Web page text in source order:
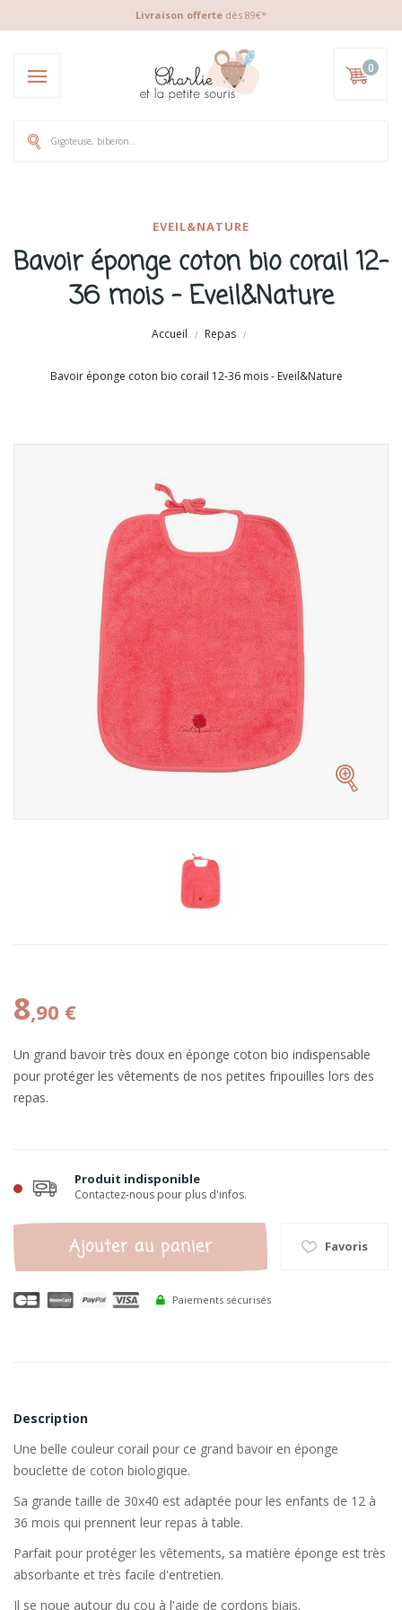
Livraison offerte dès 89€*
0
EVEIL&NATURE
Bavoir éponge coton bio corail 12-
36 mois - Eveil&Nature
Accueil Repas
Bavoir éponge coton bio corail 12-36 mois - Eveil&Nature
8,90 €
Un grand bavoir très doux en éponge coton bio indispensable
pour protéger les vêtements de nos petites fripouilles lors des
repas.
Produit indisponible
Contactez-nous pour plus d'infos.
Ajouter au panier Favoris
Paiements sécurisés
Description
Une belle couleur corail pour ce grand bavoir en éponge
bouclette de coton biologique.
Sa grande taille de 30x40 est adaptée pour les enfants de 12 à
36 mois qui prennent leur repas à table.
Parfait pour protéger les vêtements, sa matière éponge est très
absorbante et très facile d'entretien.
Il se noue autour du cou à l'aide de cordons biais.